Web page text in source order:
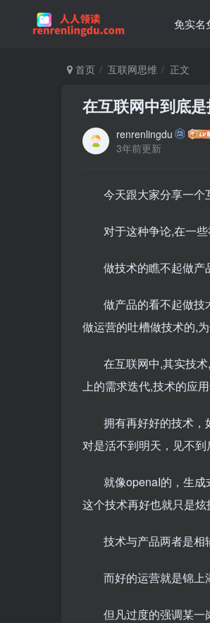
免实名
首页 互联网思维 正文
在互联网中到底
renrenlingdu
3年前更新
今天跟大家分享一
对于这种争论,在一
做技术的瞧不起做产
做产品的看不起做技
做运营的吐槽做技术的,
在互联网中,其实技
上的需求迭代,技术的应
拥有再好好的技术
对是活不到明天，见不
就像openaI的，生
这个技术再好也就只是炫
技术与产品两者是
而好的运营就是锦上
但凡过度的强调某一